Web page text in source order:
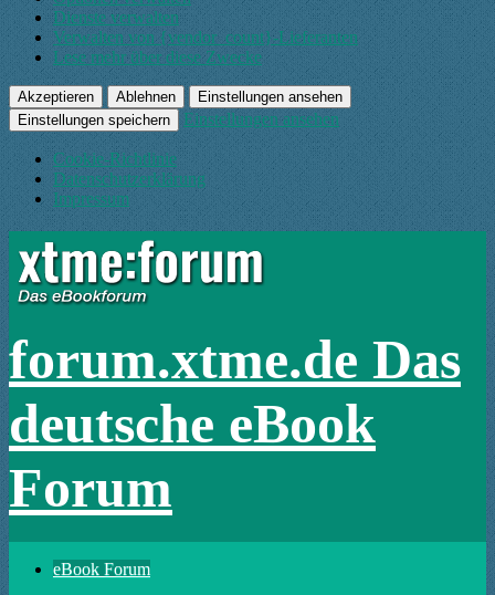
Dienste verwalten
Verwalten von {vendor_count}-Lieferanten
Lese mehr über diese Zwecke
Akzeptieren Ablehnen
Einstellungen ansehen
Einstellungen speichern
Einstellungen ansehen
Cookie-Richtlinie
Datenschutzerklärung
Impressum
forum.xtme.de Das
deutsche eBook
Forum
eBook Forum